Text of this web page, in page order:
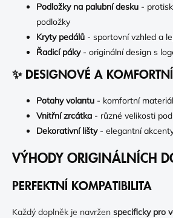
Podložky na palubní desku -
podložky
Kryty pedálů - sportovní vzhled a
Řadicí páky- originální design s
✨ DESIGNOVÉ A
Potahy volantu - komfortní
Vnitřní zrcátka - různé velikosti
Dekorativní lišty- elegantní
VÝHODY ORIGINÁLNÍCH
PERFEKTNÍ KOMPATIBILITA
Každý doplněk je navržen specificky pro